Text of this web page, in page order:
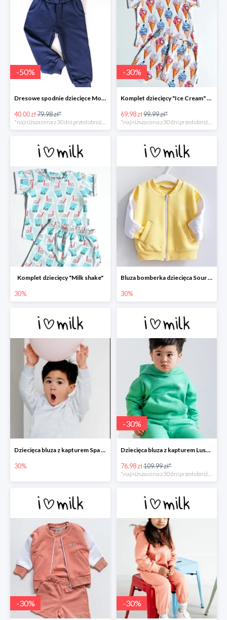
-50%
Dresowe spodnie dziecięce Monaco Navy -50%
40.00 zł79.98 zł*
-30%
Komplet dziecięcy "Ice Cream" -30%
69.98 zł99.99 zł*
Komplet dziecięcy "Milk shake"
30%
Bluza bomberka dziecięca Sour Yellow
30%
Dziecięca bluza z kapturem Spa Melange
30%
-30%
Dziecięca bluza z kapturem Lush Green -30%
76.98 zł109.99 zł*
-30% -30%